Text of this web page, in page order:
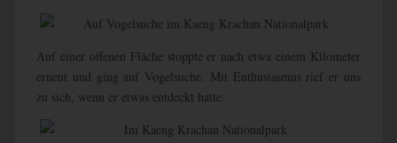
Auf einer offenen Fläche stoppte er nach etwa einem Kilometer
erneut und ging auf Vogelsuche. Mit Enthusiasmus rief er uns
zu sich, wenn er etwas entdeckt hatte.